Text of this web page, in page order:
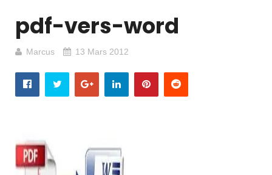
pdf-vers-word
Marcus 13 Mars 2012